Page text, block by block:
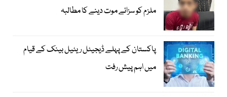
ملزم کو سزائے موت دینے کا مطالبہ
پاکستان کے پہلے ڈیجیٹل ریٹیل بینک کے قیام
میں اہم پیش رفت